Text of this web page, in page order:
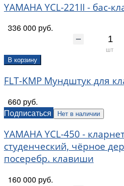
YAMAHA YCL-221II - бас-
336 000 руб.
шт
В корзину
FLT-KMP Мундштук для
660 руб.
Подписаться
Нет в наличии
YAMAHA YCL-450 -
студенческий, чёрное
посеребр. клавиши
160 000 руб.